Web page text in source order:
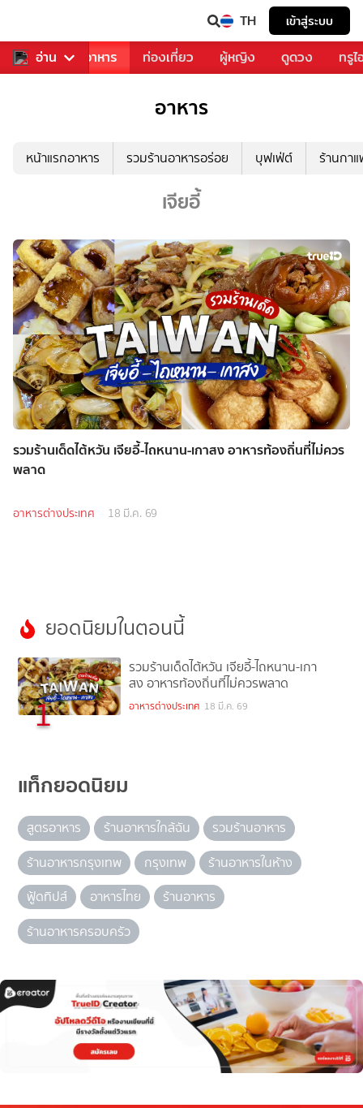
TH เข้าสู่ระบบ
อ่าน
การเพลง อาหาร ท่องเที่ยว ผู้หญิง ดูดวง ทรู
อาหาร
หน้าแรกอาหาร รวมร้านอาหารอร่อย บุฟเฟ่ต์ ร้านกา
เจียอี้
รวมร้านเด็ดไต้หวัน เจียอี้-ไถหนาน-เกาสง อาหารท้องถิ่นที่ไม่ควร
พลาด
อาหารต่างประเทศ 18 มี.ค. 69
ยอดนิยมในตอนนี้
1
รวมร้านเด็ดไต้หวัน เจียอี้-ไถหนาน-เกา
สง อาหารท้องถิ่นที่ไม่ควรพลาด
อาหารต่างประเทศ 18 มี.ค. 69
แท็กยอดนิยม
สูตรอาหาร ร้านอาหารใกล้ฉัน
รวมร้านอาหาร
ร้านอาหารกรุงเทพ
กรุงเทพ
ร้านอาหารในห้าง
ฟู้ดทิปส์
อาหารไทย
ร้านอาหาร
ร้านอาหารครอบครัว